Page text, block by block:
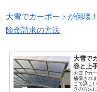
大雪でカーポートが倒壊
険金請求の方法
大雪で
容と上
大雪でカ
補償され
こで詳し
きの方法